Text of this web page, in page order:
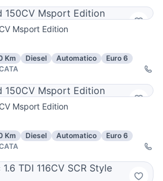
Msport Edition
Km Diesel Automatico
Euro 6
Msport Edition
Km Diesel Automatico
Euro 6